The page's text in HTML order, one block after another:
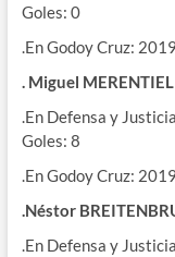
Goles: 0
.En Godoy Cruz:
. Miguel
.En Defensa y
Goles: 8
.En Godoy Cruz:
.Néstor
.En Defensa y